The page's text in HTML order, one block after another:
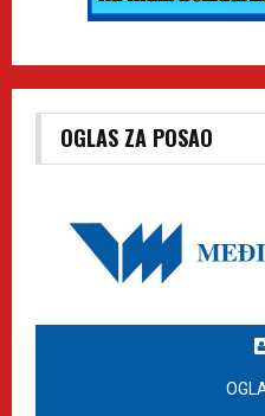
OGLAS ZA POSAO